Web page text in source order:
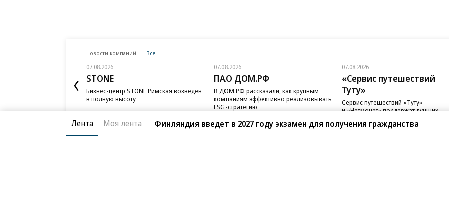
Новости компаний Все
07.08.2026
STONE
Бизнес-центр STONE Римская возведен
в полную высоту
07.08.2026
ПАО ДОМ.РФ
В ДОМ.РФ рассказали, как крупным
компаниям эффективно реализовывать
ESG-стратегию
07.08.2026
«Сервис путешествий
Туту»
Сервис путешествий «Туту»
и «Нетмонет» поддержат лучших
Лента Моя лента Финляндия введет в 2027 году экзамен для получения гражданства